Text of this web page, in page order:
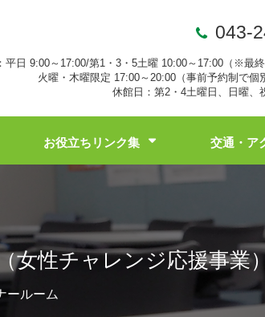
043-
平日 9:00～17:00/第1・3・5土曜 10:00～17:00（※最終
火曜・木曜限定 17:00～20:00（事前予約制で個
休館日：第2・4土曜日、日曜、
お役立ちリンク集 交通・ア
女性チャレンジ応援事業
ールーム